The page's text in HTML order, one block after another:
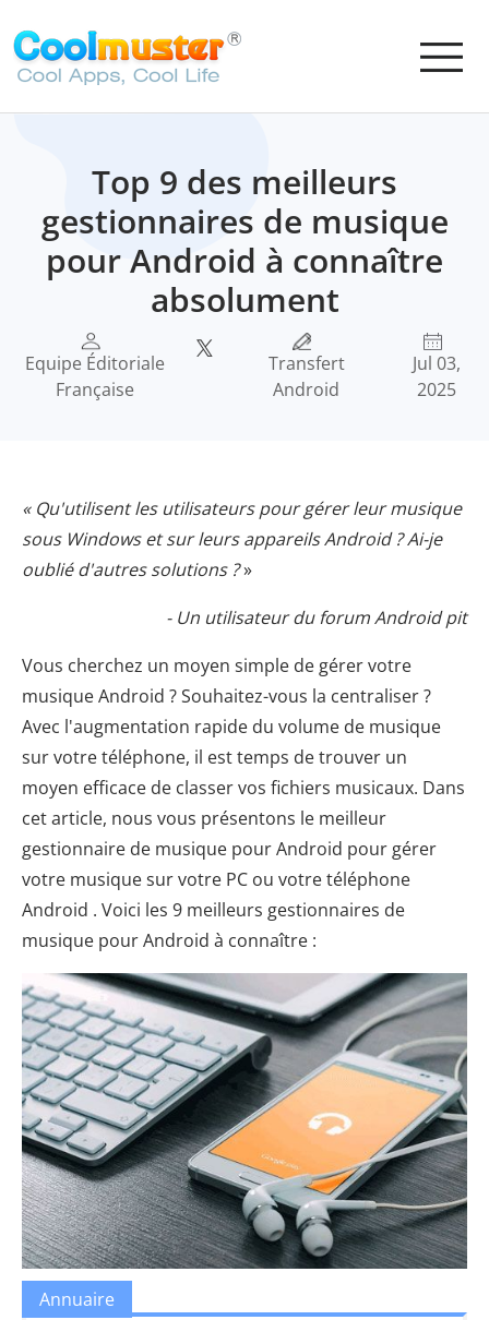
Top 9 des meilleurs
gestionnaires de musique
pour Android à connaître
absolument
Equipe Éditoriale
Française
Transfert
Android
Jul 03,
2025
« Qu'utilisent les utilisateurs pour gérer leur musique
sous Windows et sur leurs appareils Android ? Ai-je
oublié d'autres solutions ?»
- Un utilisateur du forum Android pit
Vous cherchez un moyen simple de gérer votre
musique Android ? Souhaitez-vous la centraliser ?
Avec l'augmentation rapide du volume de musique
sur votre téléphone, il est temps de trouver un
moyen efficace de classer vos fichiers musicaux. Dans
cet article, nous vous présentons le meilleur
gestionnaire de musique pour Android pour gérer
votre musique sur votre PC ou votre téléphone
Android . Voici les 9 meilleurs gestionnaires de
musique pour Android à connaître :
Annuaire